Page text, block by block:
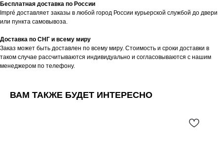
Бесплатная доставка по России
Impré доставляет заказы в любой город России курьерской службой до двери
или пункта самовывоза.
Доставка по СНГ и всему миру
Заказ может быть доставлен по всему миру. Стоимость и сроки доставки в
таком случае рассчитываются индивидуально и согласовываются с нашим
менеджером по телефону.
ВАМ ТАКЖЕ БУДЕТ ИНТЕРЕСНО